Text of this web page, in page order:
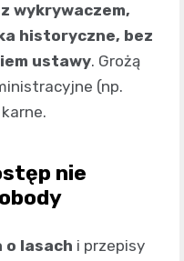
wykrywaczem,
historyczne, bez
ustawy. Grożą
(np.
nie
o lasach i przepisy